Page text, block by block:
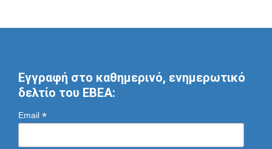
Εγγραφή στο καθημερινό, ενημερωτικό
δελτίο του ΕΒΕΑ:
Email *